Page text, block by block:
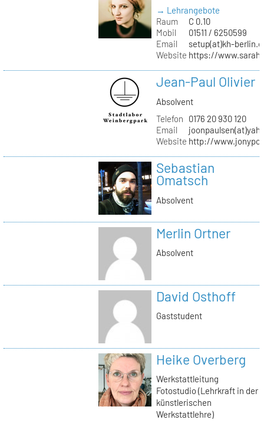
→ Lehrangebote
Raum
C 0.10
Mobil
01511 / 6250599
Email
setup(at)kh-
Website https://
Jean-Paul Olivier
Absolvent
Telefon
0176 20 930 120
Email
Website http://
Sebastian
Omatsch
Absolvent
Merlin Ortner
Absolvent
David Osthoff
Gaststudent
Heike Overberg
Werkstattleitung
Fotostudio (Lehrkraft in der
künstlerischen
Werkstattlehre)